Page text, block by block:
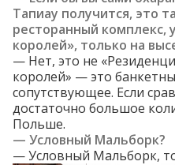
Тапиау получится, это
ресторанный комплекс,
королей», только на
— Нет, это не
королей» — это
сопутствующее. Если
достаточно большое
Польше.
— Условный Мальборк?
— Условный Мальборк,